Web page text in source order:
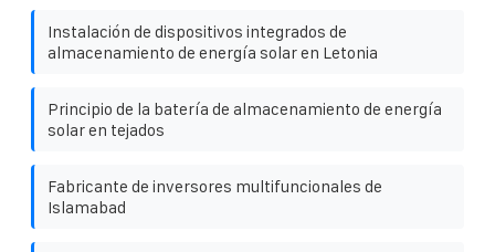
Instalación de dispositivos integrados de
almacenamiento de energía solar en Letonia
Principio de la batería de almacenamiento de energía
solar en tejados
Fabricante de inversores multifuncionales de
Islamabad